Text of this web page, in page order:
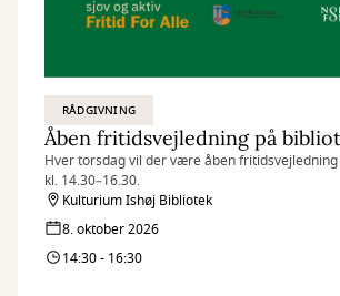
RÅDGIVNING
Åben fritidsvejledning på
Hver torsdag vil der være åben
kl. 14.30–16.30.
Kulturium Ishøj Bibliotek
8. oktober 2026
14:30 - 16:30